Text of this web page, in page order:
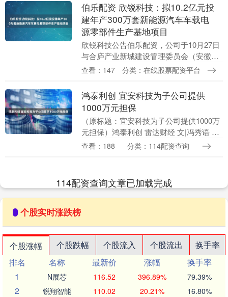
伯乐配资 欣锐科技：拟10.2亿元投
建年产300万套新能源汽车车载电
源零部件生产基地项目
欣锐科技公告伯乐配资，公司于10月27日
与合庐产业新城建设管理委员会（安徽省
庐江台湾农民创业园管理委员会）签署
电源零部件生....
查看：147 分类：在线股票配资平台
鸿泰利创 宜安科技为子公司提供
1000万元担保
（原标题：宜安科技为子公司提供1000万
元担保）鸿泰利创 雷达财经 文|冯秀语 编|
李亦辉 9月19日，宜安科技（证券代码：
查看：188 分类：114配资查询
114配资查询文章已加载完成
个股实时涨跌榜
个股涨幅 个股跌幅 个股流入 个股流出
换手率
排名
名称 最新价 涨幅
换手率
1
N展芯 116.52 396.89% 79.39%
2 锐翔智能 110.02 20.21% 16.80%